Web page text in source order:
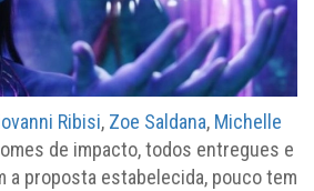
Ribisi, Zoe Saldana, Michelle
de impacto, todos entregues e
a proposta estabelecida, pouco tem